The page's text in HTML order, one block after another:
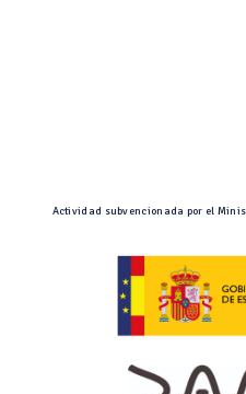
Actividad subvencionada por el